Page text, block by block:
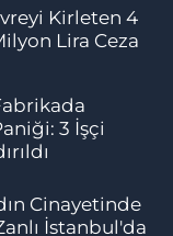
Kirleten 4
Lira Ceza
3 İşçi
Cinayetinde
İstanbul'da